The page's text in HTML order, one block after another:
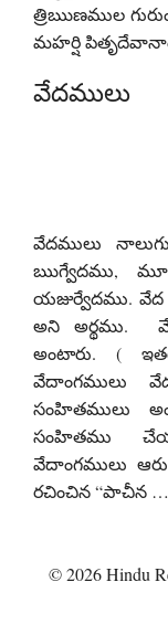
త్రిఋణముల
మహర్షి
వేదములు
వేదములు
ఋగ్వేదము,
యజుర్వేదము.
అని అర్థము.
అంటారు. (
వేదాంగములు
సంహితములు
సంహితము
వేదాంగములు
రచించిన “పాచీన …
© 2026 Hindu